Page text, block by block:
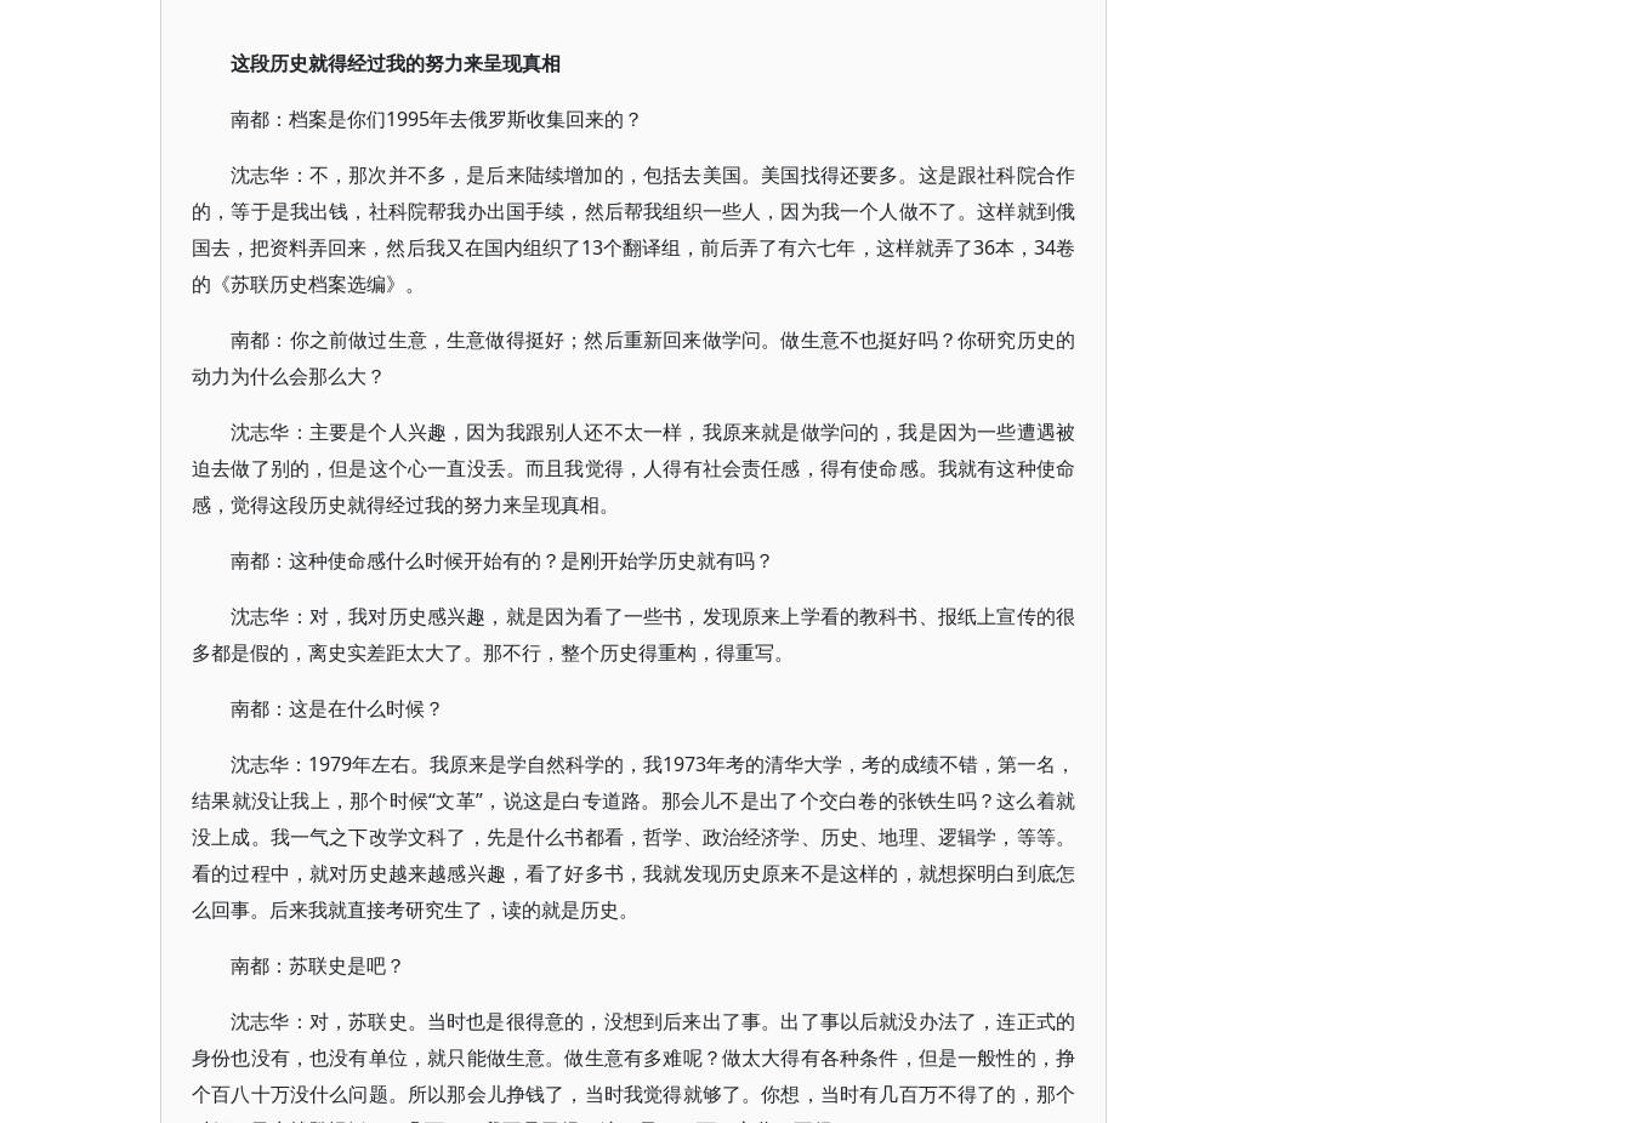
这段历史就得经过我的努力来呈现真相
南都：档案是你们1995年去俄罗斯收集回来的？
沈志华：不，那次并不多，是后来陆续增加的，包括去美国。美国找得还要多。这是跟社科院合作
的，等于是我出钱，社科院帮我办出国手续，然后帮我组织一些人，因为我一个人做不了。这样就到俄
国去，把资料弄回来，然后我又在国内组织了13个翻译组，前后弄了有六七年，这样就弄了36本，34卷
的《苏联历史档案选编》。
南都：你之前做过生意，生意做得挺好；然后重新回来做学问。做生意不也挺好吗？你研究历史的
动力为什么会那么大？
沈志华：主要是个人兴趣，因为我跟别人还不太一样，我原来就是做学问的，我是因为一些遭遇被
迫去做了别的，但是这个心一直没丢。而且我觉得，人得有社会责任感，得有使命感。我就有这种使命
感，觉得这段历史就得经过我的努力来呈现真相。
南都：这种使命感什么时候开始有的？是刚开始学历史就有吗？
沈志华：对，我对历史感兴趣，就是因为看了一些书，发现原来上学看的教科书、报纸上宣传的很
多都是假的，离史实差距太大了。那不行，整个历史得重构，得重写。
南都：这是在什么时候？
沈志华：1979年左右。我原来是学自然科学的，我1973年考的清华大学，考的成绩不错，第一名，
结果就没让我上，那个时候“文革”，说这是白专道路。那会儿不是出了个交白卷的张铁生吗？这么着就
没上成。我一气之下改学文科了，先是什么书都看，哲学、政治经济学、历史、地理、逻辑学，等等。
看的过程中，就对历史越来越感兴趣，看了好多书，我就发现历史原来不是这样的，就想探明白到底怎
么回事。后来我就直接考研究生了，读的就是历史。
南都：苏联史是吧？
沈志华：对，苏联史。当时也是很得意的，没想到后来出了事。出了事以后就没办法了，连正式的
身份也没有，也没有单位，就只能做生意。做生意有多难呢？做太大得有各种条件，但是一般性的，挣
个百八十万没什么问题。所以那会儿挣钱了，当时我觉得就够了。你想，当时有几百万不得了的，那个